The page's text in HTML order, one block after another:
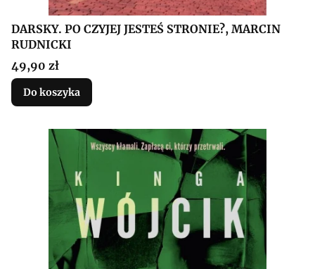
DARSKY. PO CZYJEJ JESTEŚ STRONIE?, MARCIN
RUDNICKI
Cena
49,90 zł
Do koszyka